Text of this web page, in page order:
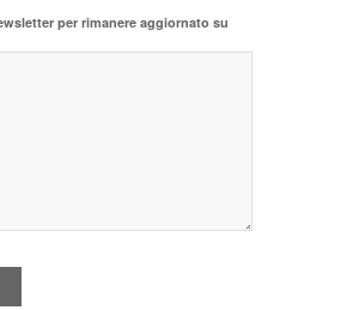
per rimanere aggiornato su